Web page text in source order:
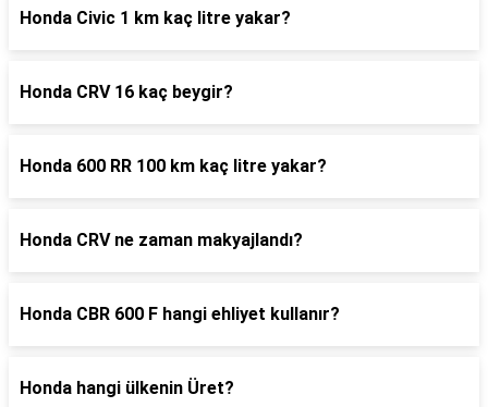
Honda Civic 1 km kaç litre yakar?
Honda CRV 16 kaç beygir?
Honda 600 RR 100 km kaç litre yakar?
Honda CRV ne zaman makyajlandı?
Honda CBR 600 F hangi ehliyet kullanır?
Honda hangi ülkenin Üret?